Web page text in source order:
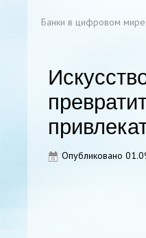
Банки в цифровом
Опубликовано